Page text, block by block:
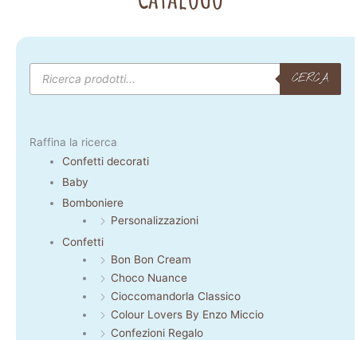
Products
search
CERCA
Raffina la ricerca
Confetti decorati
Baby
Bomboniere
Personalizzazioni
Confetti
Bon Bon Cream
Choco Nuance
Cioccomandorla Classico
Colour Lovers By Enzo Miccio
Confezioni Regalo